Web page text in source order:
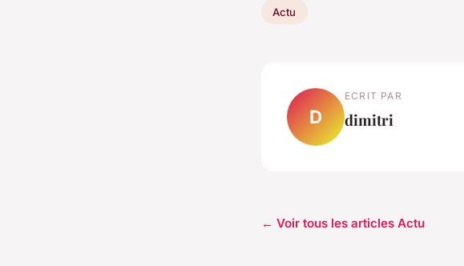
Actu
D
ECRIT PAR
dimitri
← Voir tous les articles Actu